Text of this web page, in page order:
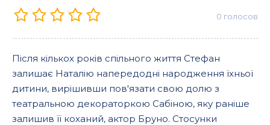
0 голосов
Після кількох років спільного життя Стефан
залишає Наталію напередодні народження їхньої
дитини, вирішивши пов'язати свою долю з
театральною декораторкою Сабіною, яку раніше
залишив її коханий, актор Бруно. Стосунки